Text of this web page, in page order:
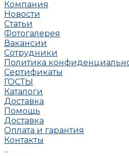
Компания
Новости
Статьи
Фотогалерея
Вакансии
Сотрудники
Политика
Сертификаты
ГОСТЫ
Каталоги
Доставка
Помощь
Доставка
Оплата и гарантия
Контакты
...